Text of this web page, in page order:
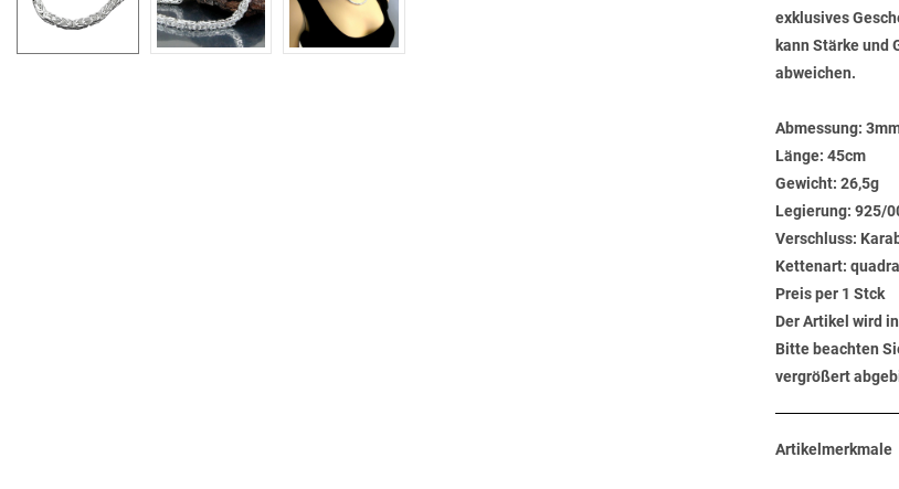
exklusives
kann Stärke und
abweichen.
Abmessung:
Länge: 45cm
Gewicht: 26,5g
Legierung: 925/
Verschluss:
Kettenart:
Preis per 1 Stck
Der Artikel wird
Bitte beachten
vergrößert
Artikelmerkmale